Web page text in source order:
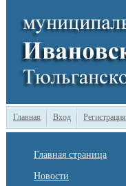
Главная Вход Регистрация
Главная страница
Новости